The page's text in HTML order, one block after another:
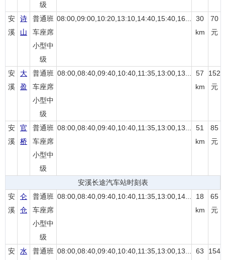
级
安
溪
诗
山
普通班
车座席
小型中
级
08:00,09:00,10:20,13:10,14:40,15:40,16...
30
km
70
元
安
溪
大
盈
普通班
车座席
小型中
级
08:00,08:40,09:40,10:40,11:35,13:00,13...
57
km
152
元
安
溪
官
桥
普通班
车座席
小型中
级
08:00,08:40,09:40,10:40,11:35,13:00,13...
51
km
85
元
安溪长途汽车站时刻表
安
溪
仑
仓
普通班
车座席
小型中
级
08:00,08:40,09:40,10:40,11:35,13:00,14...
18
km
65
元
安
水
普通班 08:00,08:40,09:40,10:40,11:35,13:00,13...
63
154